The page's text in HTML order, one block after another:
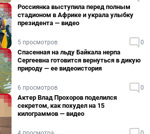
Россиянка выступила перед полным
стадионом в Африке и украла улыбку
президента — видео
5 просмотров 0
Спасенная на льду Байкала нерпа
Сергеевна готовится вернуться в дикую
природу — ее видеоистория
6 просмотров 0
Актер Влад Прохоров поделился
секретом, как похудел на 15
килограммов — видео